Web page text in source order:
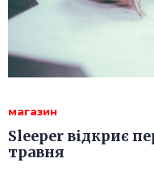
магазин
Sleeper відкриє
травня